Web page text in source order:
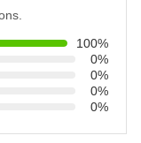
100%
0%
0%
0%
0%